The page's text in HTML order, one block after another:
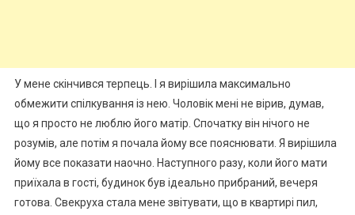
У мене скінчився терпець. І я вирішила максимально
обмежити спілкування із нею. Чоловік мені не вірив, думав,
що я просто не люблю його матір. Спочатку він нічого не
розумів, але потім я почала йому все пояснювати. Я вирішила
йому все показати наочно. Наступного разу, коли його мати
приїхала в гості, будинок був ідеально прибраний, вечеря
готова. Свекруха стала мене звітувати, що в квартирі пил,